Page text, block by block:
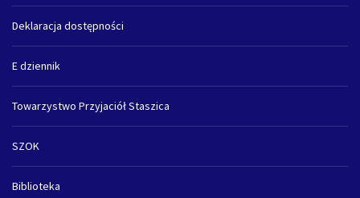
Deklaracja dostępności
E dziennik
Towarzystwo Przyjaciół Staszica
SZOK
Biblioteka